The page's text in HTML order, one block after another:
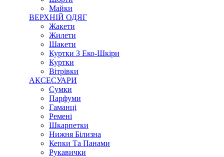
Майки
ВЕРХНІЙ ОДЯГ
Жакети
Жилети
Шакети
Куртки З Еко-Шкіри
Куртки
Вітрівки
АКСЕСУАРИ
Сумки
Парфуми
Гаманці
Ремені
Шкарпетки
Нижня Білизна
Кепки Та Панами
Рукавички